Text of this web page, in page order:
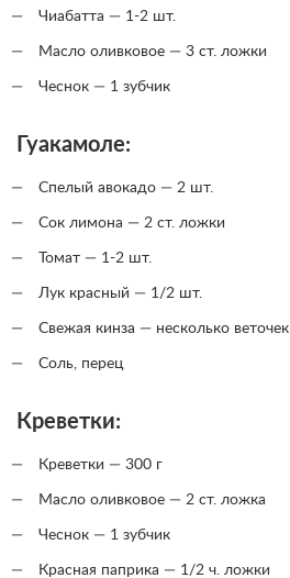
Чиабатта — 1-2 шт.
Масло оливковое — 3 ст. ложки
Чеснок — 1 зубчик
Гуакамоле:
Спелый авокадо — 2 шт.
Сок лимона — 2 ст. ложки
Томат — 1-2 шт.
Лук красный — 1/2 шт.
Свежая кинза — несколько веточек
Соль, перец
Креветки:
Креветки — 300 г
Масло оливковое — 2 ст. ложка
Чеснок — 1 зубчик
Красная паприка — 1/2 ч. ложки